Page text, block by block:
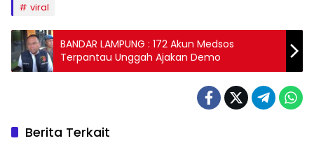
viral
BANDAR LAMPUNG : 172 Akun Medsos
Terpantau Unggah Ajakan Demo
Berita Terkait